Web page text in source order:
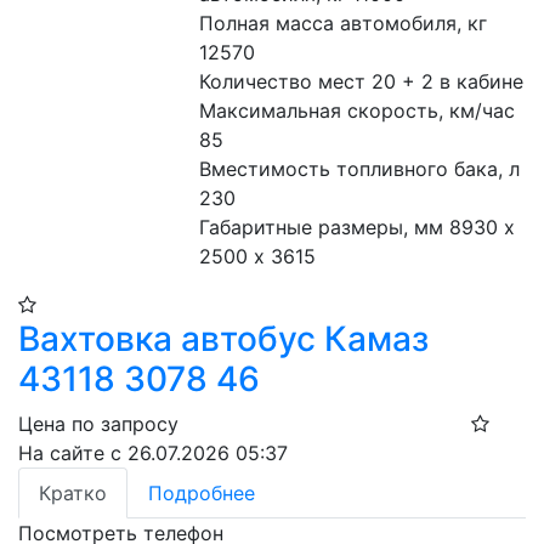
Полная масса автомобиля, кг
12570
Количество мест 20 + 2 в кабине
Максимальная скорость, км/час
85
Вместимость топливного бака, л
230
Габаритные размеры, мм 8930 х
2500 х 3615
Вахтовка автобус Камаз
43118 3078 46
Цена по запросу
На сайте с 26.07.2026 05:37
Кратко
Подробнее
Посмотреть телефон